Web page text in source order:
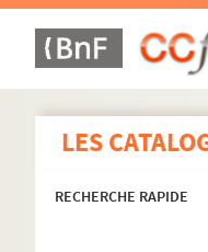
LES
RECHERCHE RAPIDE